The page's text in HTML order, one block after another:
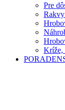
Pre
Kríže,